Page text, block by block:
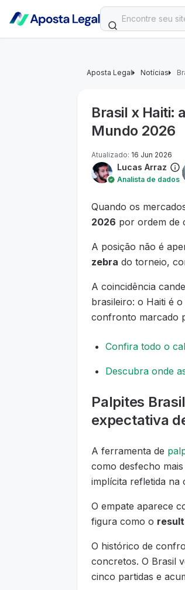
Aposta Legal Notícias
Brasil x Haiti:
Mundo 2026
Atualizado: 16 Jun 2026
Lucas Arraz
Analista de dados
Quando os
2026 por ordem de
A posição não é
zebra do torneio,
A coincidência
brasileiro: o Haiti é
confronto marcado
Confira todo o
Descubra onde
Palpites
expectativa
A ferramenta de
como desfecho
implícita refletida na
O empate aparece
figura como o
O histórico de
concretos. O Brasil
cinco partidas e